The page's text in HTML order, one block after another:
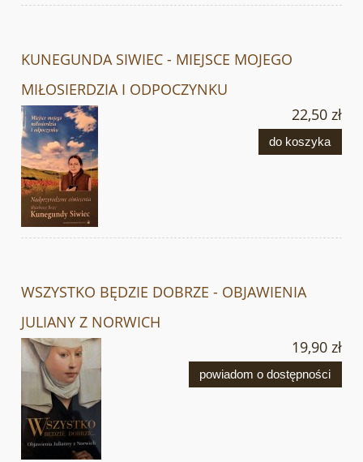
KUNEGUNDA SIWIEC - MIEJSCE MOJEGO
MIŁOSIERDZIA I ODPOCZYNKU
22,50 zł
do koszyka
WSZYSTKO BĘDZIE DOBRZE - OBJAWIENIA
JULIANY Z NORWICH
19,90 zł
powiadom o dostępności